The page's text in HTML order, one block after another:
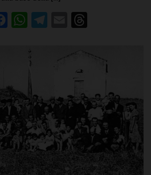
Facebook
WhatsApp
Telegram
Email